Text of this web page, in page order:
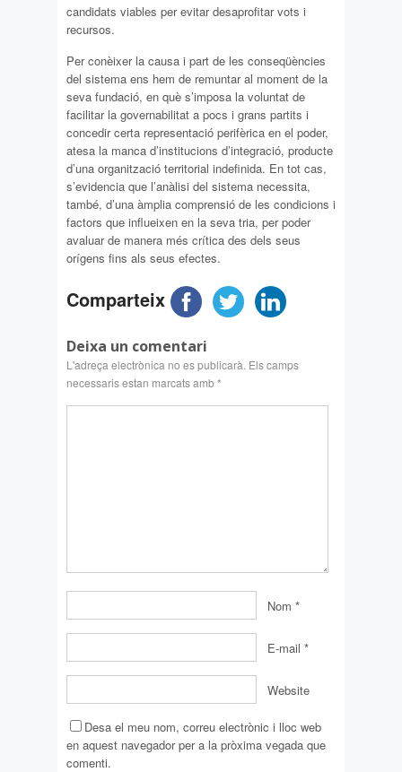
candidats viables per evitar desaprofitar vots i
recursos.
Per conèixer la causa i part de les conseqüències
del sistema ens hem de remuntar al moment de la
seva fundació, en què s’imposa la voluntat de
facilitar la governabilitat a pocs i grans partits i
concedir certa representació perifèrica en el poder,
atesa la manca d’institucions d’integració, producte
d’una organització territorial indefinida. En tot cas,
s’evidencia que l’anàlisi del sistema necessita,
també, d’una àmplia comprensió de les condicions i
factors que influeixen en la seva tria, per poder
avaluar de manera més crítica des dels seus
orígens fins als seus efectes.
Comparteix
Deixa un comentari
L'adreça electrònica no es publicarà. Els camps
necessaris estan marcats amb*
Nom *
E-mail *
Website
Desa el meu nom, correu electrònic i lloc web
en aquest navegador per a la pròxima vegada que
comenti.